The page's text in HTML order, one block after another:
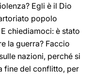
Egli è il Dio
popolo
chiediamoci: è stato
la guerra? Faccio
nazioni, perché si
fine del conflitto, per